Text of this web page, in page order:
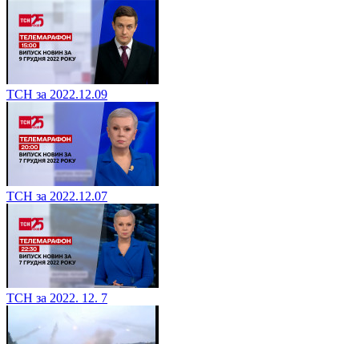
ТСН за 2022.12.09
ТСН за 2022.12.07
ТСН за 2022. 12. 7